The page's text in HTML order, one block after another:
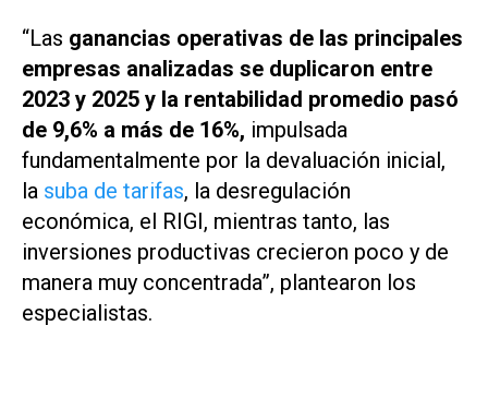
“Las ganancias operativas de las principales
empresas analizadas se duplicaron entre
2023 y 2025 y la rentabilidad promedio pasó
de 9,6% a más de 16%, impulsada
fundamentalmente por la devaluación inicial,
la suba de tarifas, la desregulación
económica, el RIGI, mientras tanto, las
inversiones productivas crecieron poco y de
manera muy concentrada”, plantearon los
especialistas.